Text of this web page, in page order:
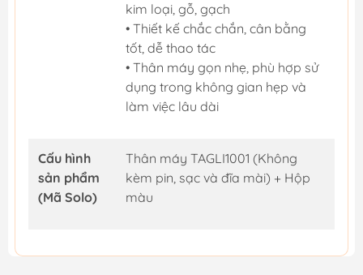
kim loại, gỗ, gạch
• Thiết kế chắc chắn, cân bằng
tốt, dễ thao tác
• Thân máy gọn nhẹ, phù hợp sử
dụng trong không gian hẹp và
làm việc lâu dài
Cấu hình
sản phẩm
(Mã Solo)
Thân máy TAGLI1001 (Không
kèm pin, sạc và đĩa mài) + Hộp
màu